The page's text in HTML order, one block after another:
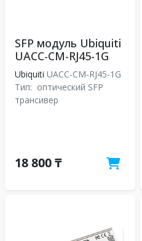
SFP модуль Ubiquiti
UACC-CM-RJ45-1G
Ubiquiti UACC-CM-RJ45-1G
Тип: оптический SFP
трансивер
18 800 ₸